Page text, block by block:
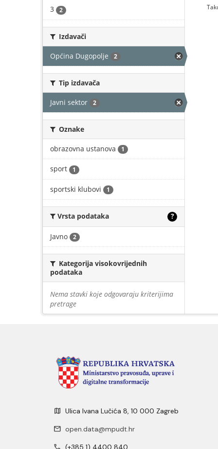
3 2
Izdavači
Općina Dugopolje 2
Tip izdavača
Javni sektor 2
Oznake
obrazovna ustanova 1
sport 1
sportski klubovi 1
Vrsta podataka ?
Javno 2
Kategorija visokovrijednih
podataka
Nema stavki koje odgovaraju kriterijima
pretrage